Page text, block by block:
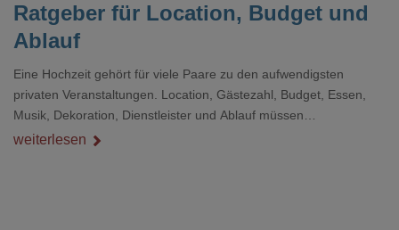
Ratgeber für Location, Budget und
Ablauf
Eine Hochzeit gehört für viele Paare zu den aufwendigsten
privaten Veranstaltungen. Location, Gästezahl, Budget, Essen,
Musik, Dekoration, Dienstleister und Ablauf müssen
zusammenpassen, damit der Tag gut organisiert ist und trotzdem
weiterlesen